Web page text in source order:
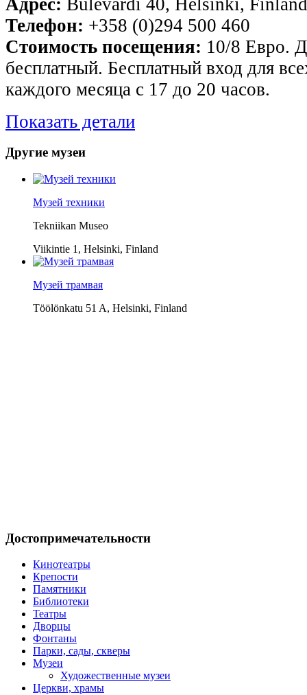
Телефон: +358 (0)294 500 460
Стоимость посещения: 10/8 Евро.
бесплатный. Бесплатный вход для
каждого месяца с 17 до 20 часов.
Показать детали
Другие музеи
Музей техники
Tekniikan Museo
Viikintie 1, Helsinki, Finland
Музей трамвая
Töölönkatu 51 A, Helsinki, Finland
Достопримечательности
Кинотеатры
Крепости
Памятники
Библиотеки
Театры
Дворцы
Фонтаны
Парки, сады, скверы
Музеи
Художественные музеи
Церкви, храмы